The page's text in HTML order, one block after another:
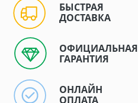
БЫСТРАЯ
ДОСТАВКА
ОФИЦИАЛЬНАЯ
ГАРАНТИЯ
ОНЛАЙН
ОПЛАТА